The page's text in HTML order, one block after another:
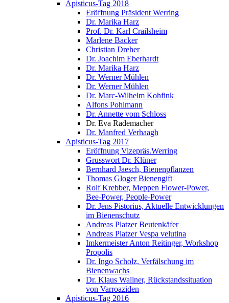
Apisticus-Tag 2018
Eröffnung Präsident Werring
Dr. Marika Harz
Prof. Dr. Karl Crailsheim
Marlene Backer
Christian Dreher
Dr. Joachim Eberhardt
Dr. Marika Harz
Dr. Werner Mühlen
Dr. Werner Mühlen
Dr. Marc-Wilhelm Kohfink
Alfons Pohlmann
Dr. Annette vom Schloss
Dr. Eva Rademacher
Dr. Manfred Verhaagh
Apisticus-Tag 2017
Eröffnung Vizepräs.Werring
Grusswort Dr. Klüner
Bernhard Jaesch, Bienenpflanzen
Thomas Gloger Bienengift
Rolf Krebber, Meppen Flower-Power,
Bee-Power, People-Power
Dr. Jens Pistorius, Aktuelle Entwicklungen
im Bienenschutz
Andreas Platzer Beutenkäfer
Andreas Platzer Vespa velutina
Imkermeister Anton Reitinger, Workshop
Propolis
Dr. Ingo Scholz, Verfälschung im
Bienenwachs
Dr. Klaus Wallner, Rückstandssituation
von Varroaziden
Apisticus-Tag 2016